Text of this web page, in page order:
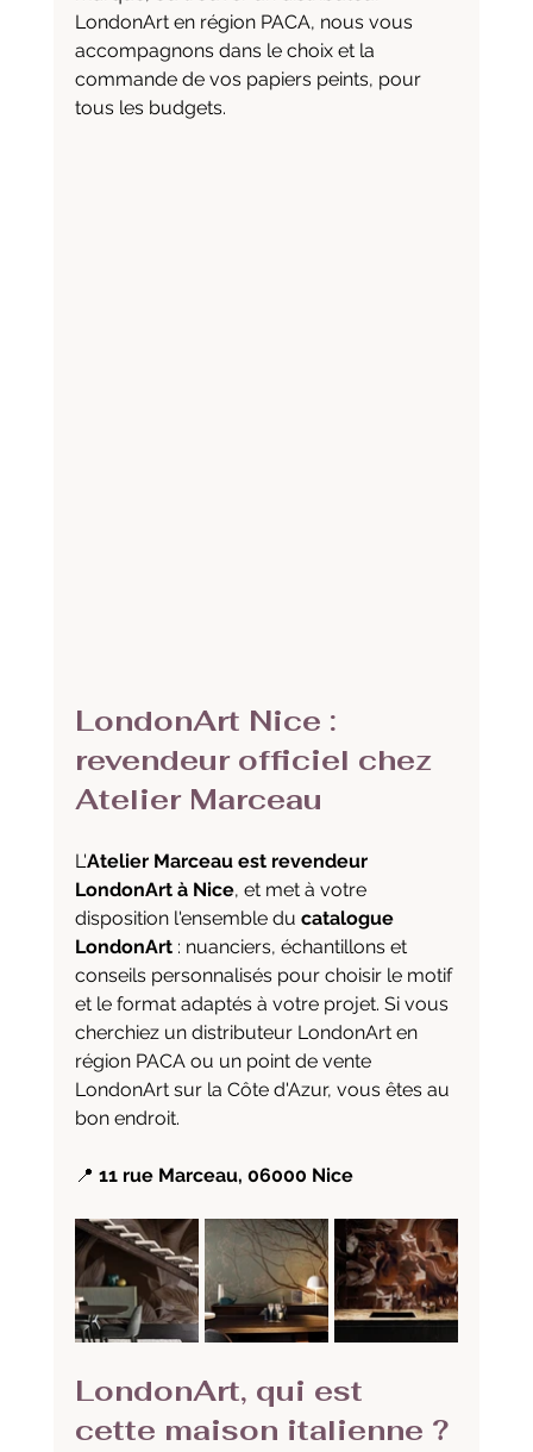
LondonArt en région PACA, nous vous
accompagnons dans le choix et la
commande de vos papiers peints, pour
tous les budgets.
LondonArt Nice :
revendeur officiel chez
Atelier Marceau
L'Atelier Marceau est revendeur
LondonArt à Nice, et met à votre
disposition l'ensemble du catalogue
LondonArt : nuanciers, échantillons et
conseils personnalisés pour choisir le motif
et le format adaptés à votre projet. Si vous
cherchiez un distributeur LondonArt en
région PACA ou un point de vente
LondonArt sur la Côte d'Azur, vous êtes au
bon endroit.
📍 11 rue Marceau, 06000 Nice
LondonArt, qui est
cette maison italienne ?